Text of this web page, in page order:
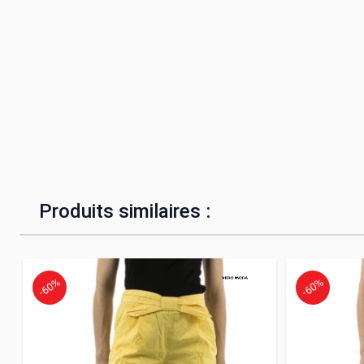
Produits similaires :
-60% -60%